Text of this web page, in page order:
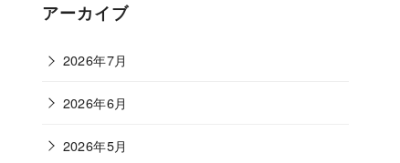
ゴ
ー
アーカイブ
2026年7月
2026年6月
2026年5月